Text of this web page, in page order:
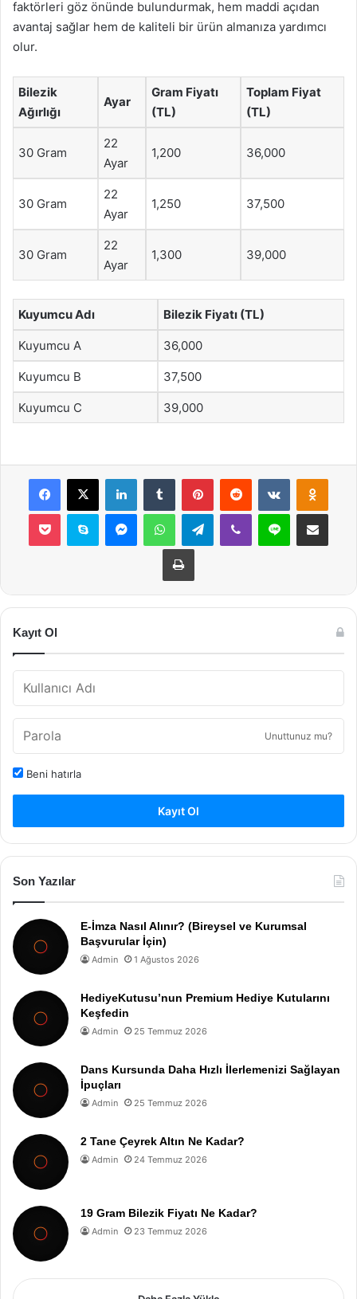
faktörleri göz önünde bulundurmak, hem maddi açıdan
avantaj sağlar hem de kaliteli bir ürün almanıza yardımcı
olur.
Bilezik
Ağırlığı
Ayar
Gram Fiyatı
(TL)
Toplam Fiyat
(TL)
30 Gram
22
Ayar
1,200 36,000
30 Gram
22
Ayar
1,250 37,500
30 Gram
22
Ayar
1,300 39,000
Kuyumcu Adı Bilezik Fiyatı (TL)
Kuyumcu A 36,000
Kuyumcu B 37,500
Kuyumcu C 39,000
Facebook
X LinkedInTumblr PinterestReddit VKontakte
Pocket Skype MessengerWhatsAppTelegramViber Line E-Posta ile
Yazdır
Kayıt Ol
Unuttunuz mu?
Beni hatırla
Kayıt Ol
Son Yazılar
E-İmza Nasıl Alınır? (Bireysel ve Kurumsal
Başvurular İçin)
Admin 1 Ağustos 2026
HediyeKutusu’nun Premium Hediye Kutularını
Keşfedin
Admin 25 Temmuz 2026
Dans Kursunda Daha Hızlı İlerlemenizi Sağlayan
İpuçları
Admin 25 Temmuz 2026
2 Tane Çeyrek Altın Ne Kadar?
Admin 24 Temmuz 2026
19 Gram Bilezik Fiyatı Ne Kadar?
Admin 23 Temmuz 2026